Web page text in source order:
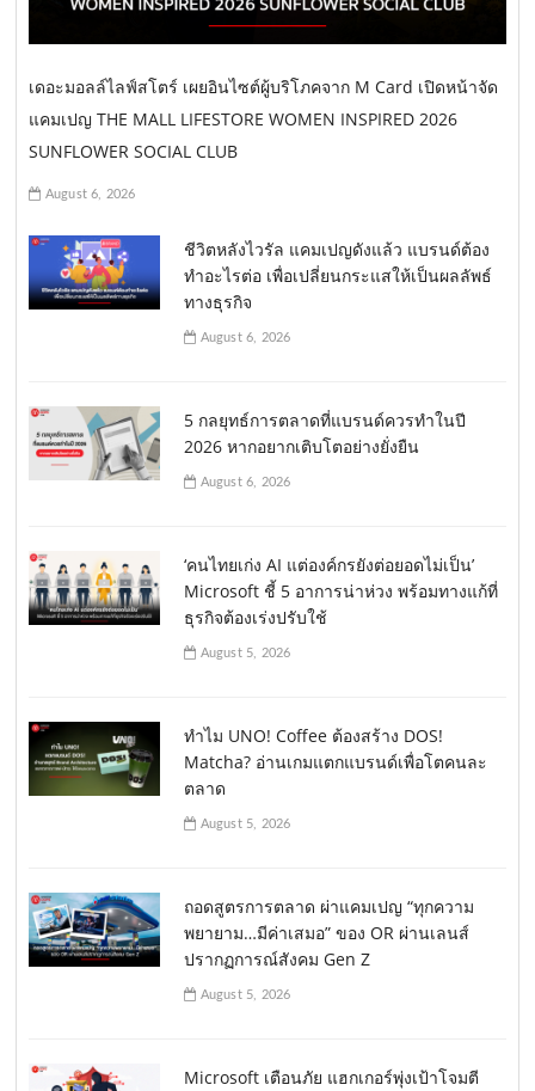
เดอะมอลล์ไลฟ์สโตร์ เผยอินไซต์ผู้บริโภคจาก M Card เปิดหน้าจัด
แคมเปญ THE MALL LIFESTORE WOMEN INSPIRED 2026
SUNFLOWER SOCIAL CLUB
August 6, 2026
ชีวิตหลังไวรัล แคมเปญดังแล้ว แบรนด์ต้อง
ทำอะไรต่อ เพื่อเปลี่ยนกระแสให้เป็นผลลัพธ์
ทางธุรกิจ
August 6, 2026
5 กลยุทธ์การตลาดที่แบรนด์ควรทำในปี
2026 หากอยากเติบโตอย่างยั่งยืน
August 6, 2026
‘คนไทยเก่ง AI แต่องค์กรยังต่อยอดไม่เป็น’
Microsoft ชี้ 5 อาการน่าห่วง พร้อมทางแก้ที่
ธุรกิจต้องเร่งปรับใช้
August 5, 2026
ทำไม UNO! Coffee ต้องสร้าง DOS!
Matcha? อ่านเกมแตกแบรนด์เพื่อโตคนละ
ตลาด
August 5, 2026
ถอดสูตรการตลาด ผ่าแคมเปญ “ทุกความ
พยายาม…มีค่าเสมอ” ของ OR ผ่านเลนส์
ปรากฏการณ์สังคม Gen Z
August 5, 2026
Microsoft เตือนภัย แฮกเกอร์พุ่งเป้าโจมตี